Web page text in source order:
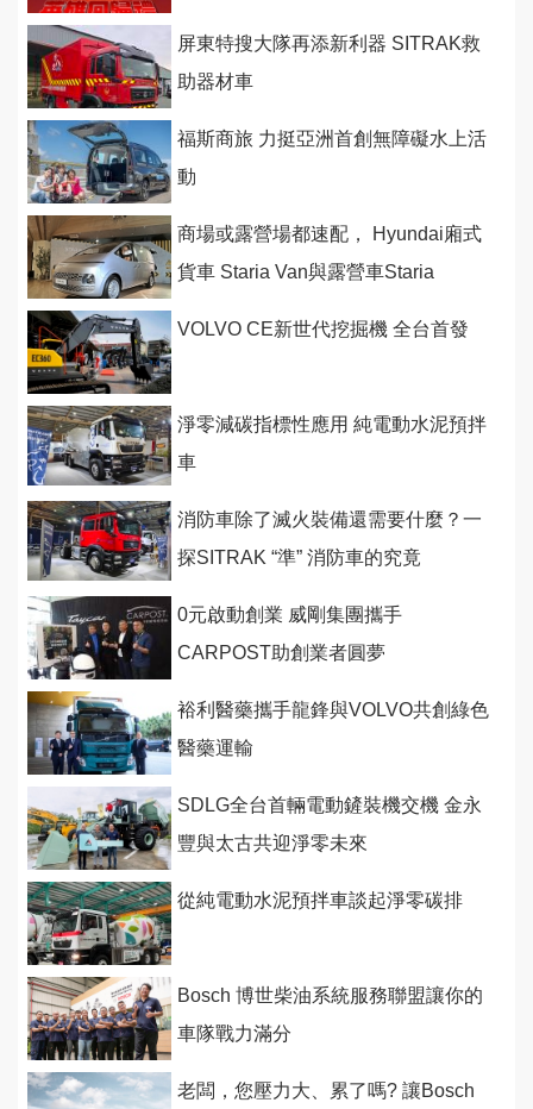
屏東特搜大隊再添新利器 SITRAK救
助器材車
福斯商旅 力挺亞洲首創無障礙水上活
動
商場或露營場都速配， Hyundai廂式
貨車 Staria Van與露營車Staria
VOLVO CE新世代挖掘機 全台首發
淨零減碳指標性應用 純電動水泥預拌
車
消防車除了滅火裝備還需要什麼？一
探SITRAK “準” 消防車的究竟
0元啟動創業 威剛集團攜手
CARPOST助創業者圓夢
裕利醫藥攜手龍鋒與VOLVO共創綠色
醫藥運輸
SDLG全台首輛電動鏟裝機交機 金永
豐與太古共迎淨零未來
從純電動水泥預拌車談起淨零碳排
Bosch 博世柴油系統服務聯盟讓你的
車隊戰力滿分
老闆，您壓力大、累了嗎? 讓Bosch